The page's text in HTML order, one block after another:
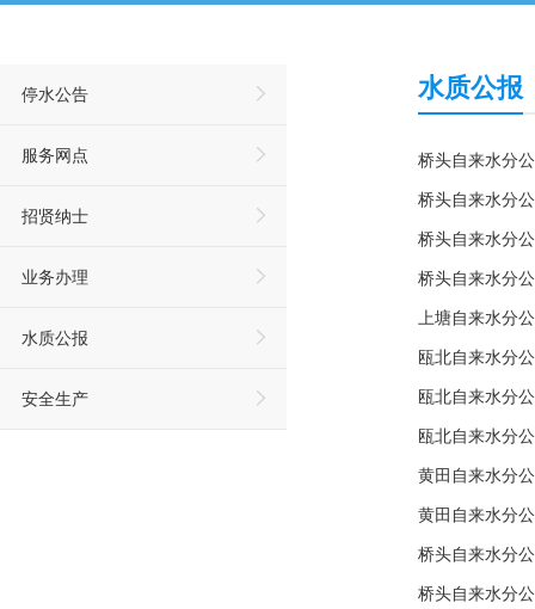
停水公告
服务网点
招贤纳士
业务办理
水质公报
安全生产
水质公报
桥头自来水分
桥头自来水分
桥头自来水分
桥头自来水分
上塘自来水分
瓯北自来水分
瓯北自来水分
瓯北自来水分
黄田自来水分
黄田自来水分
桥头自来水分
桥头自来水分